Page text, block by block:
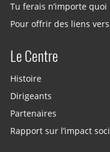
Tu ferais n’importe quoi
Pour offrir des liens
Le Centre
Histoire
Dirigeants
Partenaires
Rapport sur l’impact